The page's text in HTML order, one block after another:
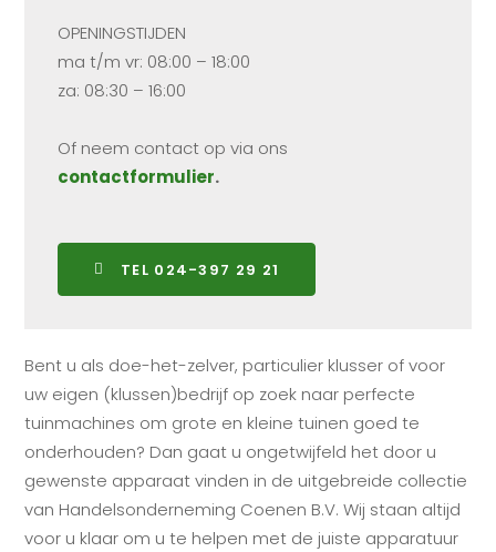
OPENINGSTIJDEN
ma t/m vr: 08:00 – 18:00
za: 08:30 – 16:00
Of neem contact op via ons
contactformulier.
TEL 024-397 29 21
Bent u als doe-het-zelver, particulier klusser of voor
uw eigen (klussen)bedrijf op zoek naar perfecte
tuinmachines om grote en kleine tuinen goed te
onderhouden? Dan gaat u ongetwijfeld het door u
gewenste apparaat vinden in de uitgebreide collectie
van Handelsonderneming Coenen B.V. Wij staan altijd
voor u klaar om u te helpen met de juiste apparatuur